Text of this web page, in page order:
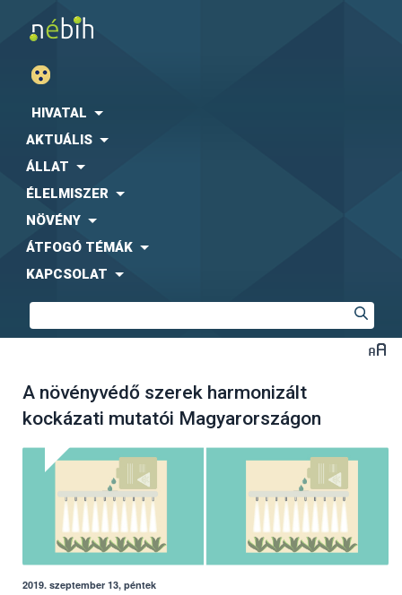
HIVATAL
AKTUÁLIS
ÁLLAT
ÉLELMISZER
NÖVÉNY
ÁTFOGÓ TÉMÁK
KAPCSOLAT
A növényvédő szerek harmonizált
kockázati mutatói Magyarországon
2019. szeptember 13, péntek